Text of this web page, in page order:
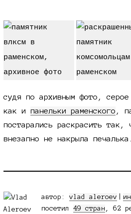
судя по архивным фото,
как и панельки раменского ,
постарались раскрасить так,
внезапно не накрыла печалька.
автор: vlad aleroev
посетил 49 стран , 62